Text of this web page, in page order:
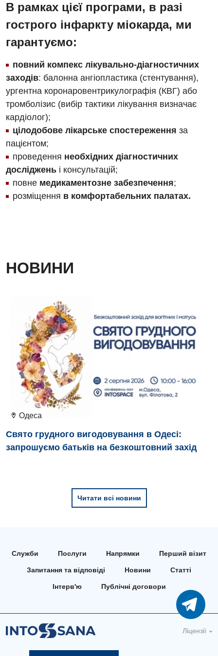
Андрологія
Безоплатні послуги
Вакцинація
Відділення інтенсивної терапії
Відділення кардіосудинної патології та неврології
Відділення невідкладних станів
Гастроентерологія
Гематологія
Гінекологічне відділення
Денний стаціонар
Кардіологія
Мамологія
Медична психологія
Неврологія
Нейрохірургія
Онкологічне відділлення
Оториноларингологія
Офтальмологічне відділення
Педіатричне відділення
Терапія
Травматологічне відділення
Урологічне відділення
Урологія
Урологічне відділення
В рамках цієї програми, в разі
гострого інфаркту міокарда, ми
гарантуємо:
повний компекс лікувально-діагностичних
заходів: балонна ангіопластика (стентування),
ургентна коронаровентрикулографія (КВГ) або
тромболізис (вибір тактики лікування визначає
кардіолог);
цілодобове лікарське спостереження за
пацієнтом;
проведення необхідних діагностичних
досліджень і консультацій;
повне медикаментозне забезпечення;
розміщення в комфортабельних палатах.
НОВИНИ
Одеса
Свято грудного вигодовування в Одесі:
запрошуємо батьків на безкоштовний захід
Читати всі новини
Служби Послуги Напрямки Перший візит
Запитання та відповіді Новини Статті
Інтерв'ю Публічні договори
Ліцензії